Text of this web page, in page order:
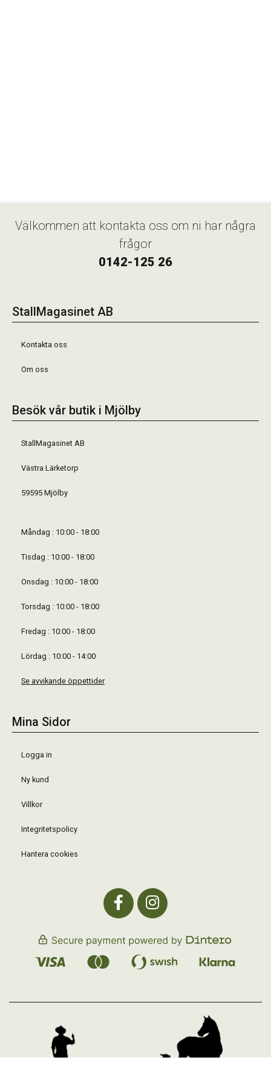
Välkommen att kontakta oss om ni har några
frågor
0142-125 26
StallMagasinet AB
Kontakta oss
Om oss
Besök vår butik i Mjölby
StallMagasinet AB
Västra Lärketorp
59595 Mjölby
Måndag : 10:00 - 18:00
Tisdag : 10:00 - 18:00
Onsdag : 10:00 - 18:00
Torsdag : 10:00 - 18:00
Fredag : 10:00 - 18:00
Lördag : 10:00 - 14:00
Se avvikande öppettider
Mina Sidor
Logga in
Ny kund
Villkor
Integritetspolicy
Hantera cookies